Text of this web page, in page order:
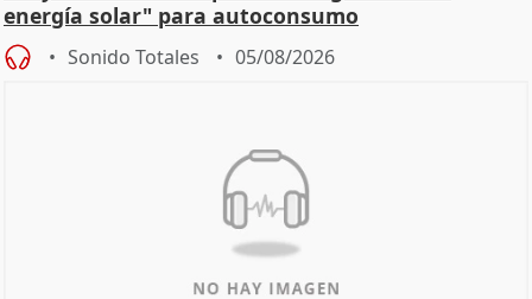
energía solar" para autoconsumo
Sonido Totales 05/08/2026